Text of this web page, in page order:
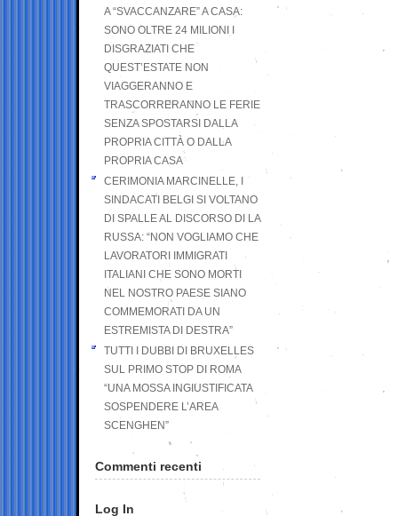
A “SVACCANZARE” A CASA:
SONO OLTRE 24 MILIONI I
DISGRAZIATI CHE
QUEST’ESTATE NON
VIAGGERANNO E
TRASCORRERANNO LE FERIE
SENZA SPOSTARSI DALLA
PROPRIA CITTÀ O DALLA
PROPRIA CASA
CERIMONIA MARCINELLE, I
SINDACATI BELGI SI VOLTANO
DI SPALLE AL DISCORSO DI LA
RUSSA: “NON VOGLIAMO CHE
LAVORATORI IMMIGRATI
ITALIANI CHE SONO MORTI
NEL NOSTRO PAESE SIANO
COMMEMORATI DA UN
ESTREMISTA DI DESTRA”
TUTTI I DUBBI DI BRUXELLES
SUL PRIMO STOP DI ROMA
“UNA MOSSA INGIUSTIFICATA
SOSPENDERE L’AREA
SCENGHEN”
Commenti recenti
Log In